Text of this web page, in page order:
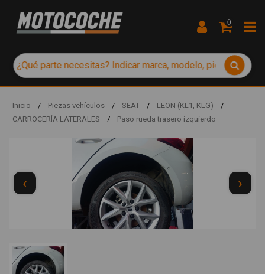
0
Inicio / Piezas vehículos / SEAT / LEON (KL1, KLG)
/
CARROCERÍA LATERALES
/ Paso rueda trasero izquierdo
‹ ›